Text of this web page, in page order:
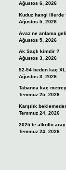
Ağustos 6, 2026
Kuduz hangi illerde
Ağustos 5, 2026
Avaz ne anlama
Ağustos 5, 2026
Ak Saçlı kimdir ?
Ağustos 3, 2026
52-54 beden kaç XL
Ağustos 3, 2026
Tabanca kaç
Temmuz 25, 2026
Karşılık
Temmuz 24, 2026
2025’te alkollü
Temmuz 24, 2026